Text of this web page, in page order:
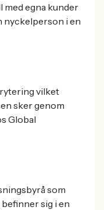
med egna kunder
nyckelperson i en
vilket
sker genom
Global
som
sig i en